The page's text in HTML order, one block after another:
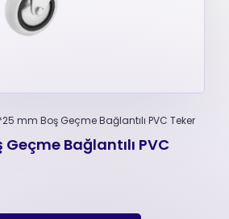
mm Boş Geçme Bağlantılı PVC Teker
Bağlantılı PVC